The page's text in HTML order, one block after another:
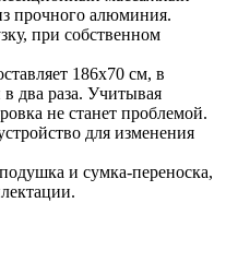
прочного алюминия.
при собственном
186х70 см, в
два раза. Учитывая
не станет проблемой.
для изменения
и сумка-переноска,